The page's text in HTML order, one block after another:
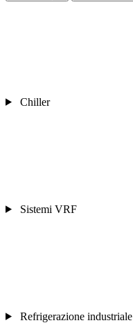
Chiller
Sistemi VRF
Refrigerazione industriale